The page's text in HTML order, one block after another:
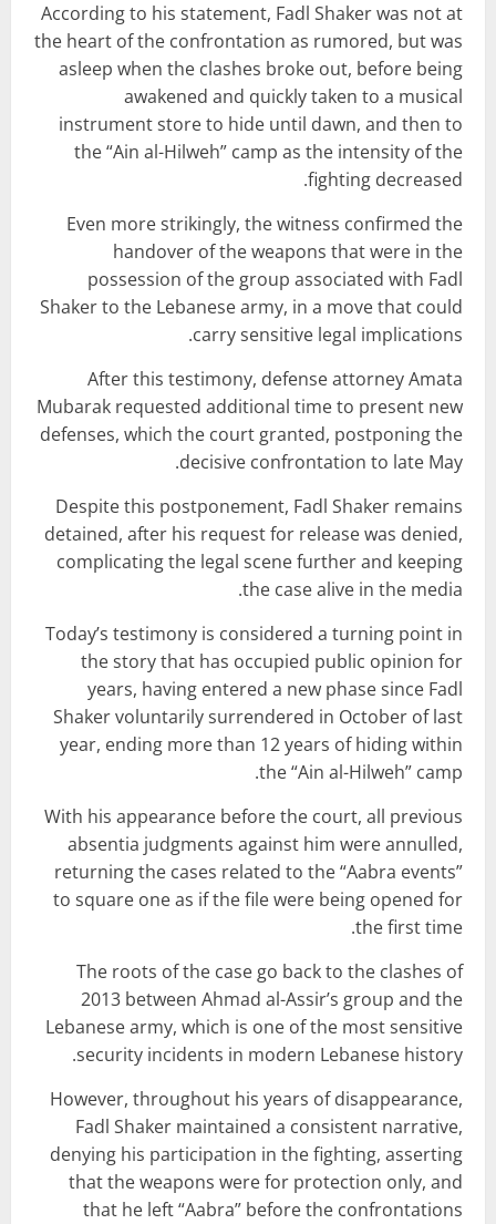
According to his statement, Fadl Shaker was not at
the heart of the confrontation as rumored, but was
asleep when the clashes broke out, before being
awakened and quickly taken to a musical
instrument store to hide until dawn, and then to
the “Ain al-Hilweh” camp as the intensity of the
fighting decreased.
Even more strikingly, the witness confirmed the
handover of the weapons that were in the
possession of the group associated with Fadl
Shaker to the Lebanese army, in a move that could
carry sensitive legal implications.
After this testimony, defense attorney Amata
Mubarak requested additional time to present new
defenses, which the court granted, postponing the
decisive confrontation to late May.
Despite this postponement, Fadl Shaker remains
detained, after his request for release was denied,
complicating the legal scene further and keeping
the case alive in the media.
Today’s testimony is considered a turning point in
the story that has occupied public opinion for
years, having entered a new phase since Fadl
Shaker voluntarily surrendered in October of last
year, ending more than 12 years of hiding within
the “Ain al-Hilweh” camp.
With his appearance before the court, all previous
absentia judgments against him were annulled,
returning the cases related to the “Aabra events”
to square one as if the file were being opened for
the first time.
The roots of the case go back to the clashes of
2013 between Ahmad al-Assir’s group and the
Lebanese army, which is one of the most sensitive
security incidents in modern Lebanese history.
However, throughout his years of disappearance,
Fadl Shaker maintained a consistent narrative,
denying his participation in the fighting, asserting
that the weapons were for protection only, and
that he left “Aabra” before the confrontations